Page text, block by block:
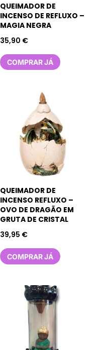
QUEIMADOR DE
INCENSO DE REFLUXO –
MAGIA NEGRA
35,90 €
COMPRAR JÁ
QUEIMADOR DE
INCENSO REFLUXO –
OVO DE DRAGÃO EM
GRUTA DE CRISTAL
39,95 €
COMPRAR JÁ